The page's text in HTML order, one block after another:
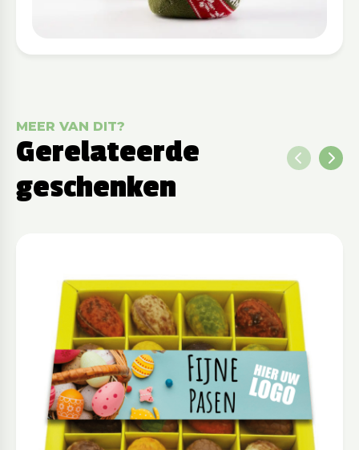
MEER VAN DIT?
Gerelateerde
geschenken